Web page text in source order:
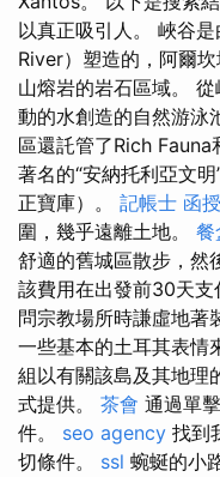
以真正吸引人。 峽谷
River）塑造的，阿爾
山熔岩的岩石區域。
動的水創造的自然游泳
區還託管了Rich Fauna
著名的“安納托利亞文
正寶庫）。 記帳士 函授
圍，幾乎遠離土地。 餐
舒適的舊城區散步，然
該費用在出發前30天支
問宗教場所時謙虛地著
一些基本的土耳其表情
組以有關該島及其地理
式提供。 茶會 通過單
件。 seo agency 找到
切條件。 ssl 蜿蜒的小